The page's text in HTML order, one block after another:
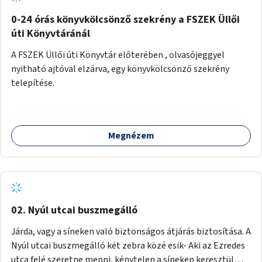
fenntartásához, évi 14-16 millió Ft-tal. A program hosszú
távú fenntarthatósága úgy lenne megvalósítható. hogy
részben "Támogató szolgálat" normatív támogatásából,
részben pedig a jelen pályázat által biztosított összegből.
A programban 8-10 szakember (gyógypedagógus,
pszichológus) működne közre. Fontos cél lenne, hogy
0-24 órás könyvkölcsönző szekrény a FSZEK Üllői
úti Könyvtáránál
A FSZEK Üllői úti Könyvtár előterében , olvasójeggyel
nyitható ajtóval elzárva, egy könyvkölcsönző szekrény
telepítése.
Megnézem
02. Nyúl utcai buszmegálló
Járda, vagy a síneken való biztonságos átjárás biztosítása. A
Nyúl utcai buszmegálló két zebra közé esik- Aki az Ezredes